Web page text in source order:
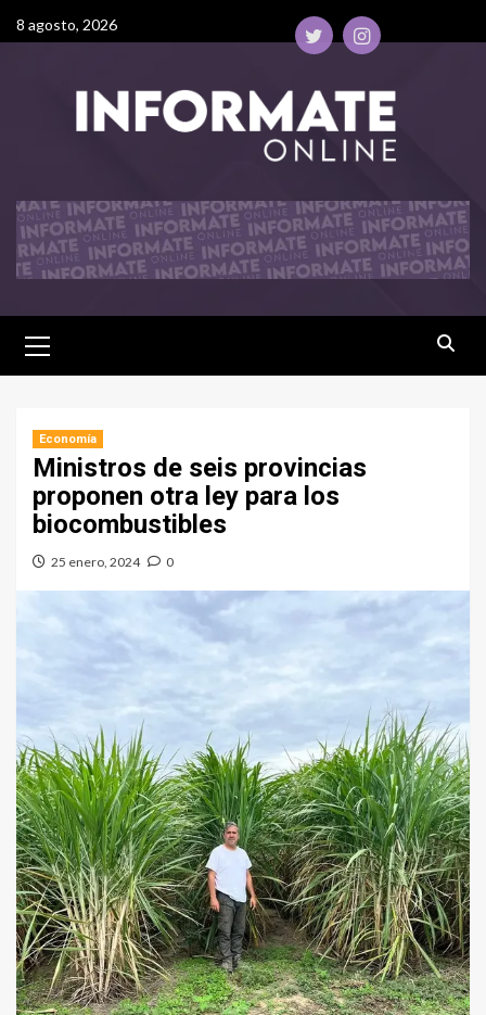
8 agosto, 2026
Economía
Ministros de seis provincias
proponen otra ley para los
biocombustibles
25 enero, 2024 0